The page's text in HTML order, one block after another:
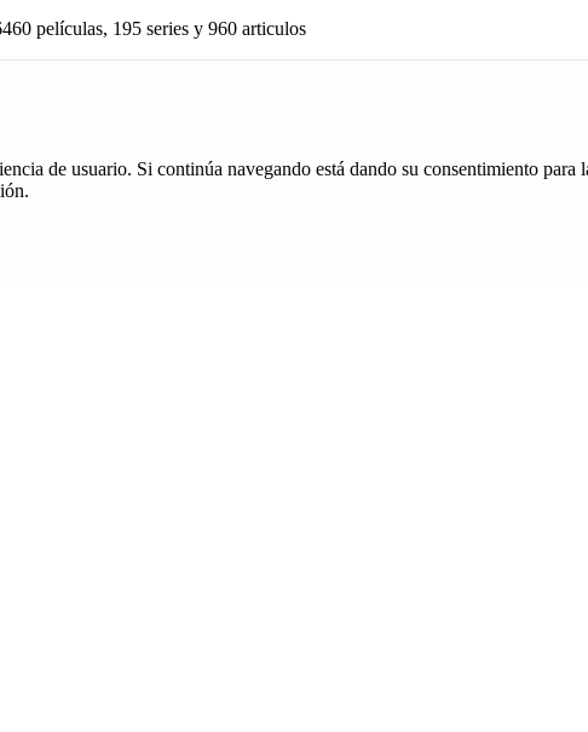
películas, 195 series y 960 articulos
de usuario. Si continúa navegando está dando su consentimiento